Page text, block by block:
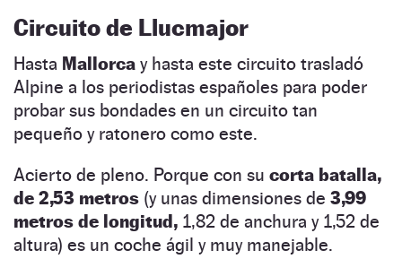
Circuito de Llucmajor
Hasta Mallorca y hasta este circuito trasladó
Alpine a los periodistas españoles para poder
probar sus bondades en un circuito tan
pequeño y ratonero como este.
Acierto de pleno. Porque con su corta batalla,
de 2,53 metros (y unas dimensiones de 3,99
metros de longitud, 1,82 de anchura y 1,52 de
altura) es un coche ágil y muy manejable.